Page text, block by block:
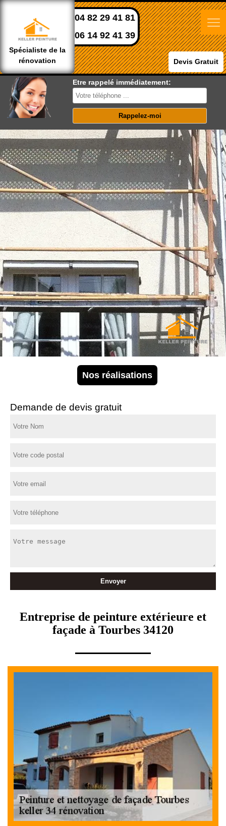
Spécialiste de la
rénovation
04 82 29 41 81
06 14 92 41 39
Devis Gratuit
Etre rappelé immédiatement:
Nos réalisations
Demande de devis gratuit
Entreprise de peinture extérieure et
façade à Tourbes 34120